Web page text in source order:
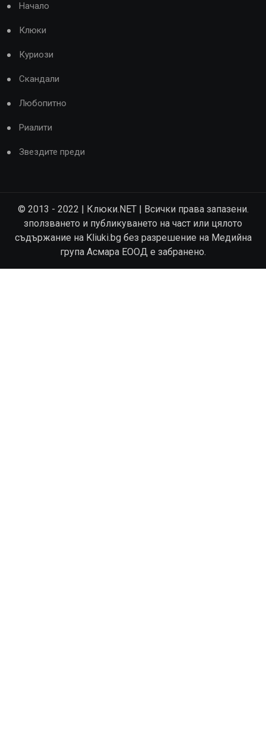
Начало
Клюки
Куриози
Скандали
Любопитно
Риалити
Звездите преди
© 2013 - 2022 | Клюки.NET | Всички права запазени.
зползването и публикуването на част или цялото
съдържание на Kliuki.bg без разрешение на Медийна
група Асмара ЕООД е забранено.